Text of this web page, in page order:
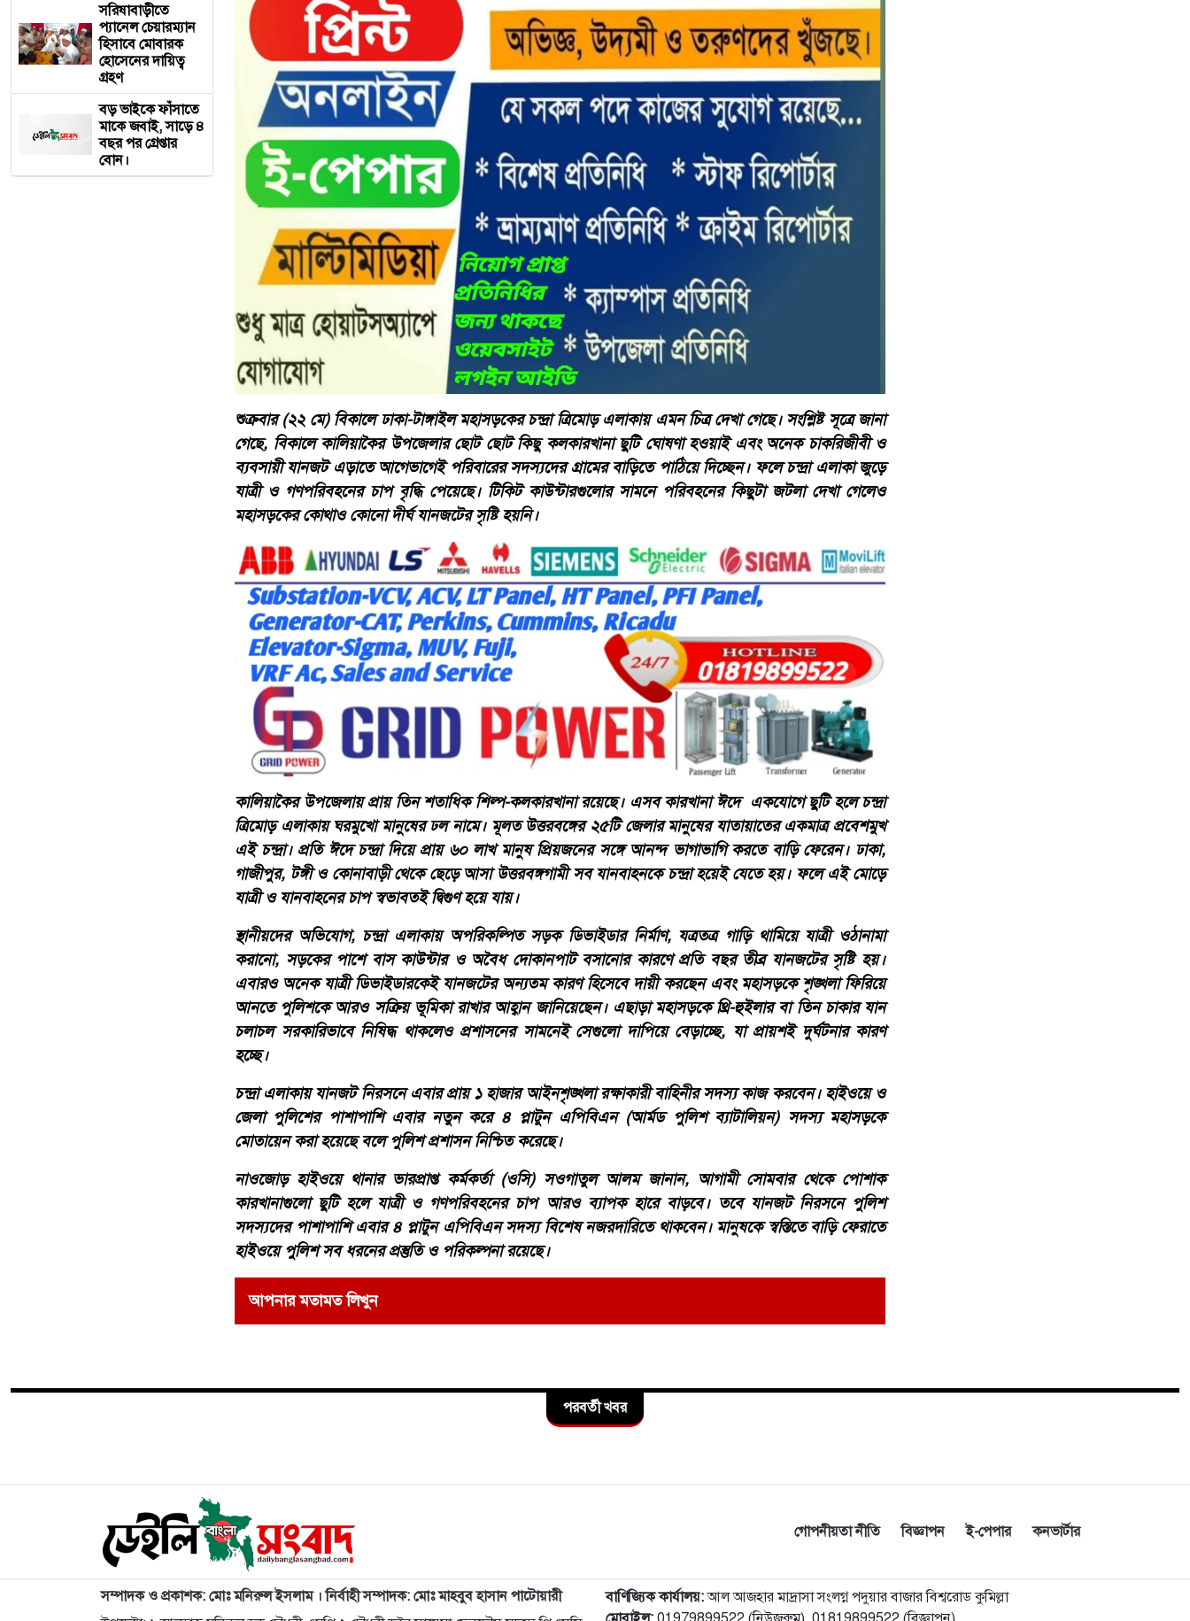
সরিষাবাড়ীতে
প্যানেল চেয়ারম্যান
হিসাবে মোবারক
হোসেনের দায়িত্ব
গ্রহণ
বড় ভাইকে ফাঁসাতে
মাকে জবাই, সাড়ে ৪
বছর পর গ্রেপ্তার
বোন।
শুক্রবার (২২ মে) বিকালে ঢাকা-টাঙ্গাইল মহাসড়কের চন্দ্রা ত্রিমোড় এলাকায় এমন চিত্র দেখা গেছে। সংশ্লিষ্ট সূত্রে জানা
গেছে, বিকালে কালিয়াকৈর উপজেলার ছোট ছোট কিছু কলকারখানা ছুটি ঘোষণা হওয়াই এবং অনেক চাকরিজীবী ও
ব্যবসায়ী যানজট এড়াতে আগেভাগেই পরিবারের সদস্যদের গ্রামের বাড়িতে পাঠিয়ে দিচ্ছেন। ফলে চন্দ্রা এলাকা জুড়ে
যাত্রী ও গণপরিবহনের চাপ বৃদ্ধি পেয়েছে। টিকিট কাউন্টারগুলোর সামনে পরিবহনের কিছুটা জটলা দেখা গেলেও
মহাসড়কের কোথাও কোনো দীর্ঘ যানজটের সৃষ্টি হয়নি।
কালিয়াকৈর উপজেলায় প্রায় তিন শতাধিক শিল্প-কলকারখানা রয়েছে। এসব কারখানা ঈদে একযোগে ছুটি হলে চন্দ্রা
ত্রিমোড় এলাকায় ঘরমুখো মানুষের ঢল নামে। মূলত উত্তরবঙ্গের ২৫টি জেলার মানুষের যাতায়াতের একমাত্র প্রবেশমুখ
এই চন্দ্রা। প্রতি ঈদে চন্দ্রা দিয়ে প্রায় ৬০ লাখ মানুষ প্রিয়জনের সঙ্গে আনন্দ ভাগাভাগি করতে বাড়ি ফেরেন। ঢাকা,
গাজীপুর, টঙ্গী ও কোনাবাড়ী থেকে ছেড়ে আসা উত্তরবঙ্গগামী সব যানবাহনকে চন্দ্রা হয়েই যেতে হয়। ফলে এই মোড়ে
যাত্রী ও যানবাহনের চাপ স্বভাবতই দ্বিগুণ হয়ে যায়।
স্থানীয়দের অভিযোগ, চন্দ্রা এলাকায় অপরিকল্পিত সড়ক ডিভাইডার নির্মাণ, যত্রতত্র গাড়ি থামিয়ে যাত্রী ওঠানামা
করানো, সড়কের পাশে বাস কাউন্টার ও অবৈধ দোকানপাট বসানোর কারণে প্রতি বছর তীব্র যানজটের সৃষ্টি হয়।
এবারও অনেক যাত্রী ডিভাইডারকেই যানজটের অন্যতম কারণ হিসেবে দায়ী করছেন এবং মহাসড়কে শৃঙ্খলা ফিরিয়ে
আনতে পুলিশকে আরও সক্রিয় ভূমিকা রাখার আহ্বান জানিয়েছেন। এছাড়া মহাসড়কে থ্রি-হুইলার বা তিন চাকার যান
চলাচল সরকারিভাবে নিষিদ্ধ থাকলেও প্রশাসনের সামনেই সেগুলো দাপিয়ে বেড়াচ্ছে, যা প্রায়শই দুর্ঘটনার কারণ
হচ্ছে।
চন্দ্রা এলাকায় যানজট নিরসনে এবার প্রায় ১ হাজার আইনশৃঙ্খলা রক্ষাকারী বাহিনীর সদস্য কাজ করবেন। হাইওয়ে ও
জেলা পুলিশের পাশাপাশি এবার নতুন করে ৪ প্লাটুন এপিবিএন (আর্মড পুলিশ ব্যাটালিয়ন) সদস্য মহাসড়কে
মোতায়েন করা হয়েছে বলে পুলিশ প্রশাসন নিশ্চিত করেছে।
নাওজোড় হাইওয়ে থানার ভারপ্রাপ্ত কর্মকর্তা (ওসি) সওগাতুল আলম জানান, আগামী সোমবার থেকে পোশাক
কারখানাগুলো ছুটি হলে যাত্রী ও গণপরিবহনের চাপ আরও ব্যাপক হারে বাড়বে। তবে যানজট নিরসনে পুলিশ
সদস্যদের পাশাপাশি এবার ৪ প্লাটুন এপিবিএন সদস্য বিশেষ নজরদারিতে থাকবেন। মানুষকে স্বস্তিতে বাড়ি ফেরাতে
হাইওয়ে পুলিশ সব ধরনের প্রস্তুতি ও পরিকল্পনা রয়েছে।
আপনার মতামত লিখুন
শম্পা দাস, কলকাতা,
প্রকাশ : শুক্রবার, ০৭ আগস্ট ২০২৬
ফটোকার্ড ডাউনলোড
একবালপুর ও ওয়াটগঞ্জ থানায় মুখ্যমন্ত্রী শুভেন্দু অধিকারী- সারপ্রাইজ ভিজিটে পুলিশের কাজকর্ম খতিয়ে দেখলেন।
১
কালোবাজারি, অপরাধ ঢাকতে এবার